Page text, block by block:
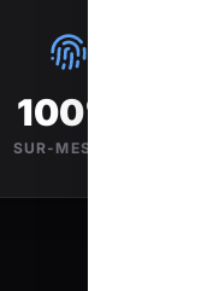
100%
SUR-MESURE